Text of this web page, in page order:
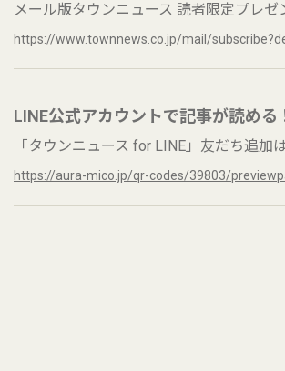
メール版タウンニュース 読者限定プレゼ
https://www.townnews.co.jp/mail/
LINE公式アカウントで記事が読める
「タウンニュース for LINE」友だち追加
https://aura-mico.jp/qr-codes/39803/